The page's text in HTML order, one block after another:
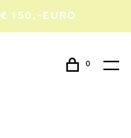
150,-EURO
0